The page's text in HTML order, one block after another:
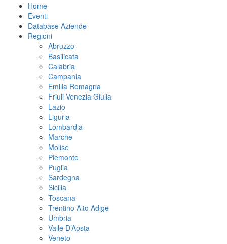
Home
Eventi
Database Aziende
Regioni
Abruzzo
Basilicata
Calabria
Campania
Emilia Romagna
Friuli Venezia Giulia
Lazio
Liguria
Lombardia
Marche
Molise
Piemonte
Puglia
Sardegna
Sicilia
Toscana
Trentino Alto Adige
Umbria
Valle D’Aosta
Veneto